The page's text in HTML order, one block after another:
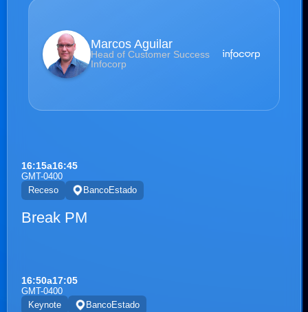
Marcos Aguilar
Head of Customer Success
Infocorp
16:15a16:45
GMT-0400
Receso
BancoEstado
Break PM
16:50a17:05
GMT-0400
Keynote
BancoEstado